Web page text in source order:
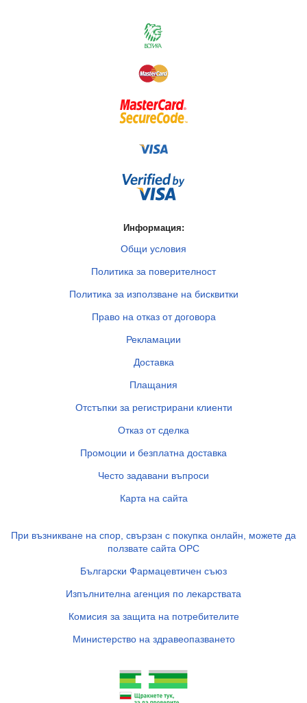
Информация:
Общи условия
Политика за поверителност
Политика за използване на бисквитки
Право на отказ от договора
Рекламации
Доставка
Плащания
Отстъпки за регистрирани клиенти
Отказ от сделка
Промоции и безплатна доставка
Често задавани въпроси
Карта на сайта
При възникване на спор, свързан с покупка онлайн, можете да
ползвате сайта ОРС
Български Фармацевтичен съюз
Изпълнителна агенция по лекарствата
Комисия за защита на потребителите
Министерство на здравеопазването